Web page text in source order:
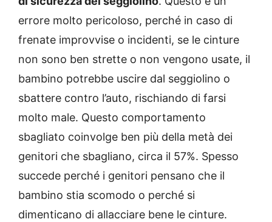
errore molto pericoloso, perché in caso di
frenate improvvise o incidenti, se le cinture
non sono ben strette o non vengono usate, il
bambino potrebbe uscire dal seggiolino o
sbattere contro l’auto, rischiando di farsi
molto male. Questo comportamento
sbagliato coinvolge ben più della metà dei
genitori che sbagliano, circa il 57%. Spesso
succede perché i genitori pensano che il
bambino stia scomodo o perché si
dimenticano di allacciare bene le cinture.